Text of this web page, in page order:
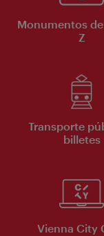
Monumentos de
Z
Transporte
billetes
Vienna City